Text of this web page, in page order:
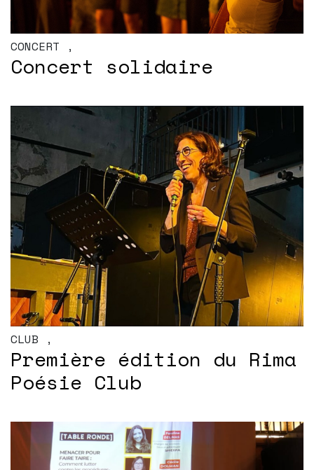
CONCERT ,
Concert solidaire
CLUB ,
Première édition du Rima
Poésie Club